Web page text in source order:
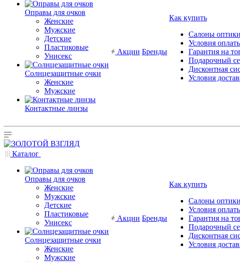
Оправы для очков
Женские
Мужские
Детские
Пластиковые
Унисекс
Солнцезащитные очки
Женские
Мужские
Контактные линзы
Акции Бренды
Как купить
Салоны оптики
Условия
Гарантия на
Подарочный
Дисконтная
Условия
Каталог
Оправы для очков
Женские
Мужские
Детские
Пластиковые
Унисекс
Солнцезащитные очки
Женские
Мужские
Акции Бренды
Как купить
Салоны оптики
Условия
Гарантия на
Подарочный
Дисконтная
Условия